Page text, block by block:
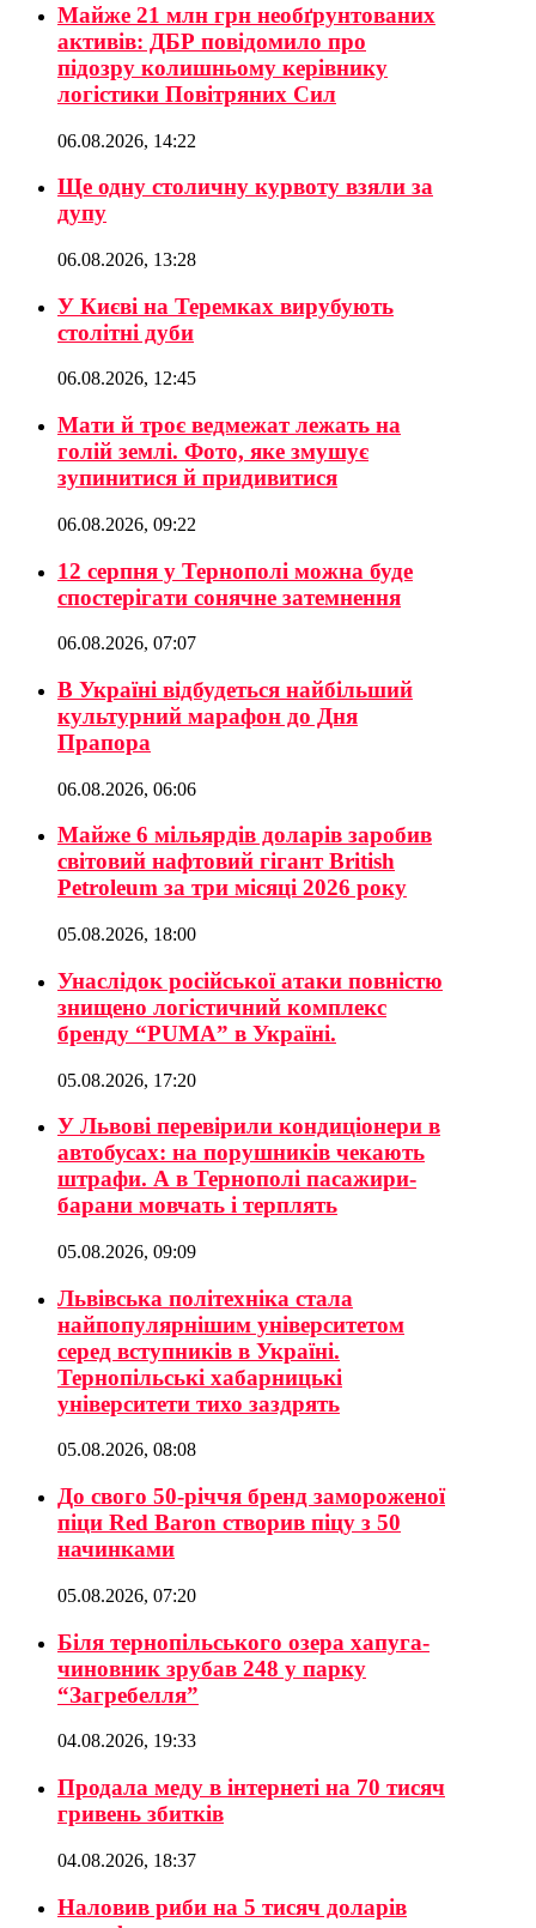
Майже 21 млн грн необґрунтованих
активів: ДБР повідомило про
підозру колишньому керівнику
логістики Повітряних Сил
06.08.2026, 14:22
Ще одну столичну курвоту взяли за
дупу
06.08.2026, 13:28
У Києві на Теремках вирубують
столітні дуби
06.08.2026, 12:45
Мати й троє ведмежат лежать на
голій землі. Фото, яке змушує
зупинитися й придивитися
06.08.2026, 09:22
12 серпня у Тернополі можна буде
спостерігати сонячне затемнення
06.08.2026, 07:07
В Україні відбудеться найбільший
культурний марафон до Дня
Прапора
06.08.2026, 06:06
Майже 6 мільярдів доларів заробив
світовий нафтовий гігант British
Petroleum за три місяці 2026 року
05.08.2026, 18:00
Унаслідок російської атаки повністю
знищено логістичний комплекс
бренду “PUMA” в Україні.
05.08.2026, 17:20
У Львові перевірили кондиціонери в
автобусах: на порушників чекають
штрафи. А в Тернополі пасажири-
барани мовчать і терплять
05.08.2026, 09:09
Львівська політехніка стала
найпопулярнішим університетом
серед вступників в Україні.
Тернопільські хабарницькі
університети тихо заздрять
05.08.2026, 08:08
До свого 50-річчя бренд замороженої
піци Red Baron створив піцу з 50
начинками
05.08.2026, 07:20
Біля тернопільського озера хапуга-
чиновник зрубав 248 у парку
“Загребелля”
04.08.2026, 19:33
Продала меду в інтернеті на 70 тисяч
гривень збитків
04.08.2026, 18:37
Наловив риби на 5 тисяч доларів